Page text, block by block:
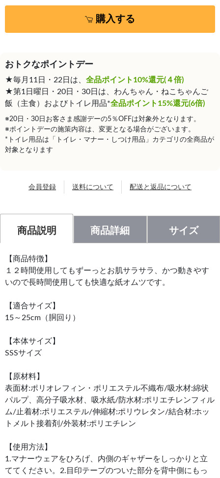
購入する
おトクなポイントデー
★毎月11日・22日は、 全品ポイント10%還元(４倍)
★第1日曜日・20日・30日は、わんちゃん・ねこちゃんご
飯（主食）およびトイレ用品*全品ポイント15%還元(6倍)
※20日・30日お客さま感謝デーの5％OFFは対象外となります。
※ポイントデーの施策内容は、変更となる場合がございます。
*トイレ用品は「トイレ・マナー・しつけ用品」カテゴリの全商品が
対象となります
会員登録 送料について 配送と返品について
商品説明 商品詳細 サイズ
【商品特徴】
１２時間使用してもずーっとお肌サラサラ、かつ動きやす
いので長時間使用しても快適な紙オムツです。
【適合サイズ】
15～25cm（胴回り）
【本体サイズ】
SSSサイズ
【原材料】
表面材:ポリオレフィン・ポリエステル不織布/吸水材:綿状
パルプ、高分子吸水材、吸水紙/防水材:ポリエチレンフィル
ム/止着材:ポリエステル/伸縮材:ポリウレタン/結合材:ホッ
トメルト接着剤/外装材:ポリエチレン
【使用方法】
1.マナーウェアをひろげ、内側のギャザーをしっかりと立
ててください。2.目印テープのついた部分を背中側にもっ